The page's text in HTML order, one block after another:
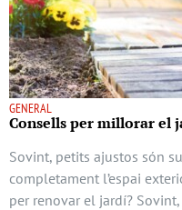
GENERAL
Consells per millorar el
Sovint, petits ajustos són
completament l’espai
per renovar el jardí?